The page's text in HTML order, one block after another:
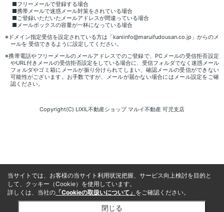
■フリーメールで登録する場合
■携帯メールで迷惑メール対策をされている場合
■ご登録いただいたメールアドレスが間違っている場合
■メールボックスの容量が一杯になっている場合
※ドメイン指定受信を設定されている方は「kaniinfo@maruifudousan.co.jp」からのメ
ールを 受信できるように設定してください。
※携帯電話やフリーメールのメールアドレスでのご登録で、PCメールの受信拒否設定
やURL付きメールの受信拒否設定をしている場合に、受信フォルダでなく迷惑メール
フォルダやゴミ箱にメールが振り分けられてしまい、確認メールの受信ができない
可能性がございます。お手数ですが、メールが届かない場合にはメール設定をご確
認ください。
Copyright(C) LIXIL不動産ショップ マルイ不動産 可児支店
当サイトでは、お客様の当サイト利用状況把握、サービス向上検討を目的と
して、クッキー（Cookie）を使用しています。
詳しくは、当社の 「Cookieの取扱いについて」 をご確認ください。
閉じる